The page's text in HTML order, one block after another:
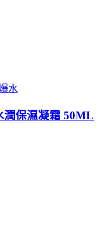
水
保濕凝霜 50ML